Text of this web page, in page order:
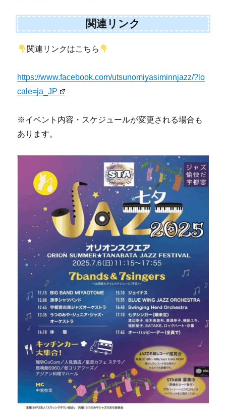
関連リンク
関連リンクはこちら
https://www.facebook.com/utsunomiyasiminnjazz/?lo
cale=ja_JP
※イベント内容・スケジュールが変更される場合も
あります。